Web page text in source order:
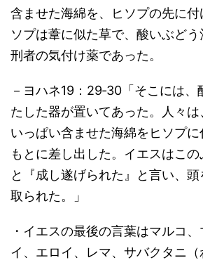
含ませた海綿を、ヒソプの先に付
ソプは葦に似た草で、酸いぶど
刑者の気付け薬であった。
－ヨハネ19：29‐30「そこには
たした器が置いてあった。人々
いっぱい含ませた海綿をヒソプ
もとに差し出した。イエスはこ
と『成し遂げられた』と言い、
取られた。」
・イエスの最後の言葉はマルコ
イ、エロイ、レマ、サバクタニ（